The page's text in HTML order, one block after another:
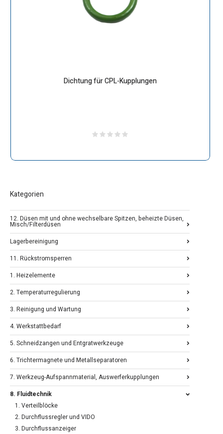
Dichtung für CPL-Kupplungen
Kategorien
12. Düsen mit und ohne wechselbare Spitzen, beheizte Düsen,
Misch/Filterdüsen
Lagerbereinigung
11. Rückstromsperren
1. Heizelemente
2. Temperaturregulierung
3. Reinigung und Wartung
4. Werkstattbedarf
5. Schneidzangen und Entgratwerkzeuge
6. Trichtermagnete und Metallseparatoren
7. Werkzeug-Aufspannmaterial, Auswerferkupplungen
8. Fluidtechnik
1. Verteilblöcke
2. Durchflussregler und VIDO
3. Durchflussanzeiger